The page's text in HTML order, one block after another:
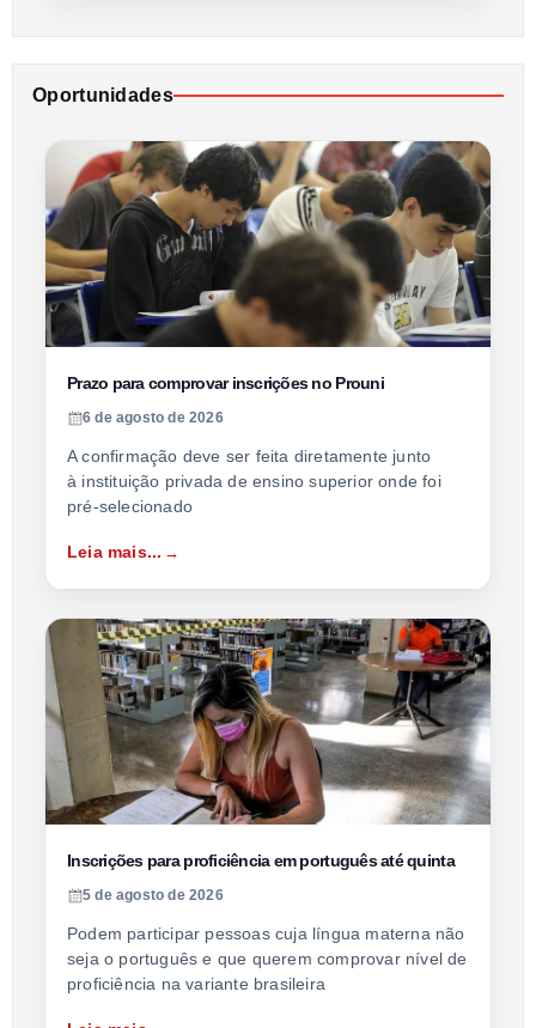
Oportunidades
Prazo para comprovar inscrições no Prouni
6 de agosto de 2026
A confirmação deve ser feita diretamente junto
à instituição privada de ensino superior onde foi
pré-selecionado
Leia mais...
Inscrições para proficiência em português até quinta
5 de agosto de 2026
Podem participar pessoas cuja língua materna não
seja o português e que querem comprovar nível de
proficiência na variante brasileira